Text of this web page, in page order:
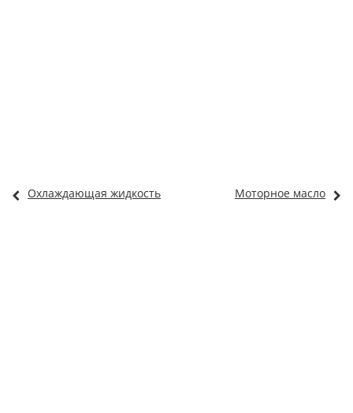
Охлаждающая жидкость Моторное масло